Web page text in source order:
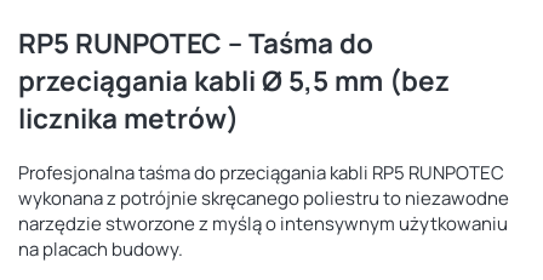
RP5 RUNPOTEC – Taśma do
przeciągania kabli Ø 5,5 mm (bez
licznika metrów)
Profesjonalna taśma do przeciągania kabli RP5 RUNPOTEC
wykonana z potrójnie skręcanego poliestru to niezawodne
narzędzie stworzone z myślą o intensywnym użytkowaniu
na placach budowy.